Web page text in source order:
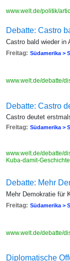
www.welt.de/politik/
Debatte: Castro
Castro bald wieder in
Freitag: Südamerika >
www.welt.de/debatte/
Debatte: Castro
Castro deutet
Freitag: Südamerika >
www.welt.de/debatte/
Kuba-damit-
Debatte: Mehr
Mehr Demokratie für
Freitag: Südamerika >
www.welt.de/debatte/
Diplomatische